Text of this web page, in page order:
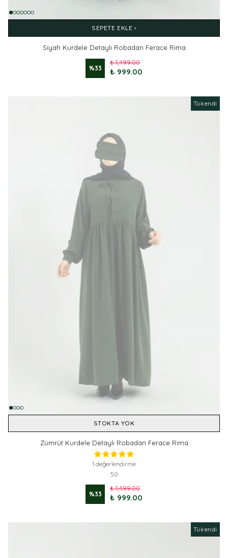
SEPETE EKLE ›
Siyah Kurdele Detaylı Robadan Ferace Rima
%33
₺ 1,499.00
₺ 999.00
Tükendi
STOKTA YOK
Zümrüt Kurdele Detaylı Robadan Ferace Rima
1 değerlendirme
5.0
%33
₺ 1,499.00
₺ 999.00
Tükendi